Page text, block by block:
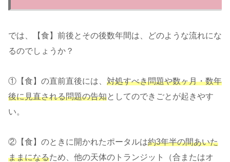
では、【食】前後とその後数年間は、どのような流れにな
るのでしょうか？
①【食】の直前直後には、 対処すべき問題や数ヶ月・数年
後に見直される問題の告知としてのできごとが起きやす
い。
②【食】のときに開かれたポータルは約3年半の間あいた
ままになるため、他の天体のトランジット（合またはオ